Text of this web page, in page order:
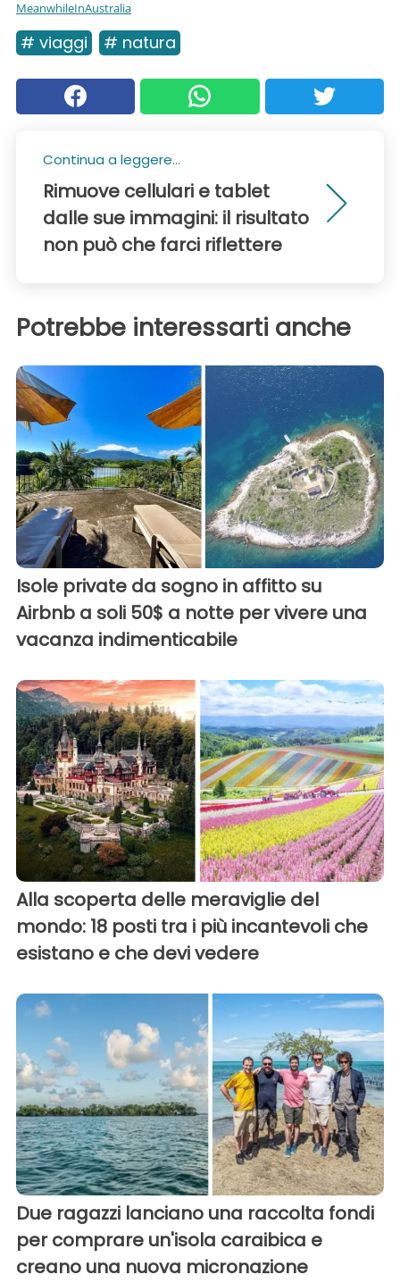
MeanwhileInAustralia
# viaggi # natura
Continua a leggere...
Rimuove cellulari e tablet
dalle sue immagini: il risultato
non può che farci riflettere
Potrebbe interessarti anche
Isole private da sogno in affitto su
Airbnb a soli 50$ a notte per vivere una
vacanza indimenticabile
Alla scoperta delle meraviglie del
mondo: 18 posti tra i più incantevoli che
esistano e che devi vedere
Due ragazzi lanciano una raccolta fondi
per comprare un'isola caraibica e
creano una nuova micronazione